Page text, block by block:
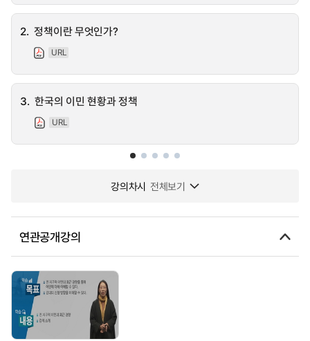
2. 정책이란 무엇인가?
URL
3. 한국의 이민 현황과 정책
URL
강의차시 전체보기
연관공개강의